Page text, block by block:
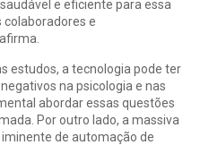
e eficiente para essa
colaboradores e
estudos, a tecnologia pode ter
na psicologia e nas
abordar essas questões
Por outro lado, a massiva
de automação de